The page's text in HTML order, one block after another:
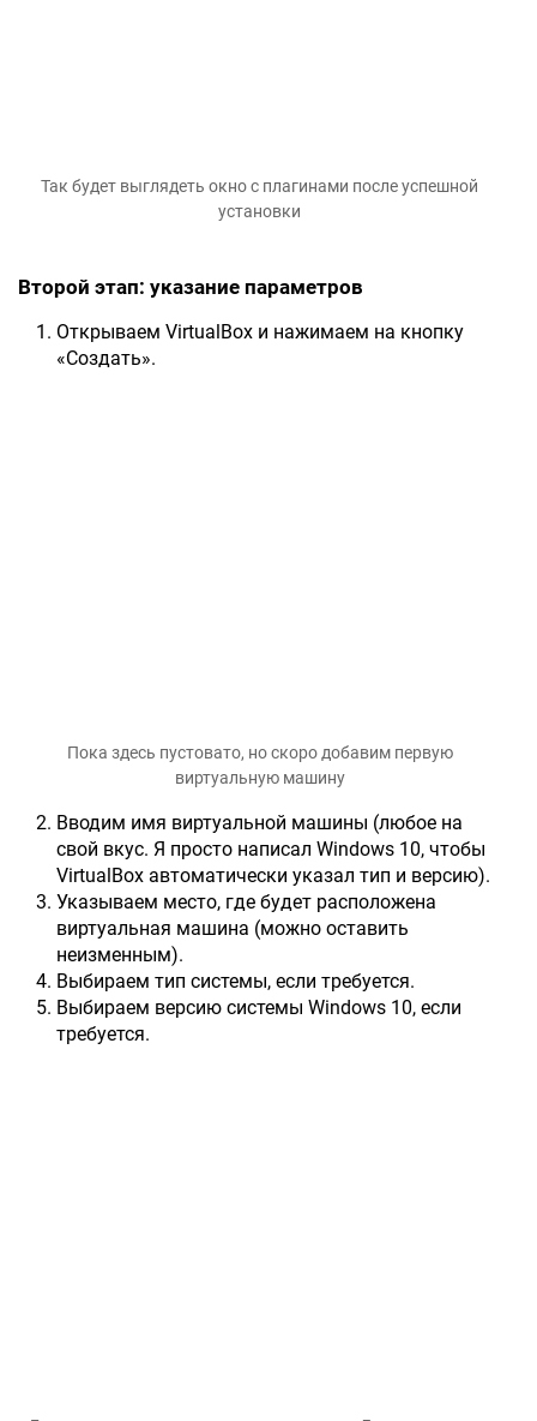
Так будет выглядеть окно с плагинами после успешной
установки
Второй этап: указание параметров
Открываем VirtualBox и нажимаем на кнопку
«Создать».
Пока здесь пустовато, но скоро добавим первую
виртуальную машину
Вводим имя виртуальной машины (любое на
свой вкус. Я просто написал Windows 10, чтобы
VirtualBox автоматически указал тип и версию).
Указываем место, где будет расположена
виртуальная машина (можно оставить
неизменным).
Выбираем тип системы, если требуется.
Выбираем версию системы Windows 10, если
требуется.